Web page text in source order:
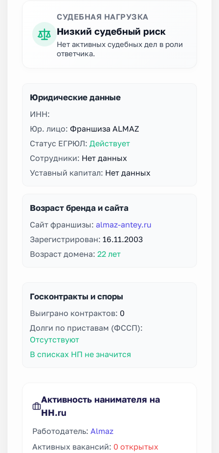
СУДЕБНАЯ НАГРУЗКА
Низкий судебный риск
Нет активных судебных дел в роли
ответчика.
Юридические данные
ИНН:
Юр. лицо: Франшиза ALMAZ
Статус ЕГРЮЛ: Действует
Сотрудники: Нет данных
Уставный капитал: Нет данных
Возраст бренда и сайта
Сайт франшизы: almaz-antey.ru
Зарегистрирован: 16.11.2003
Возраст домена: 22 лет
Госконтракты и споры
Выиграно контрактов: 0
Долги по приставам (ФССП):
Отсутствуют
В списках НП не значится
Активность нанимателя на
HH.ru
Работодатель: Almaz
Активных вакансий: 0 открытых